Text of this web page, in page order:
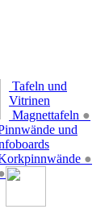
Tafeln und
Vitrinen
Magnettafeln ●
und
●